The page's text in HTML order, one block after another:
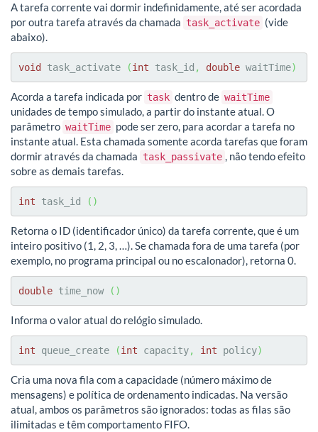
A tarefa corrente vai dormir indefinidamente, até ser acordada
por outra tarefa através da chamada task_activate (vide
abaixo).
void task_activate (int task_id , double waitTime)
Acorda a tarefa indicada por task dentro de waitTime
unidades de tempo simulado, a partir do instante atual. O
parâmetro waitTime pode ser zero, para acordar a tarefa no
instante atual. Esta chamada somente acorda tarefas que foram
dormir através da chamada task_passivate , não tendo efeito
sobre as demais tarefas.
int task_id ( )
Retorna o ID (identificador único) da tarefa corrente, que é um
inteiro positivo (1, 2, 3, …). Se chamada fora de uma tarefa (por
exemplo, no programa principal ou no escalonador), retorna 0.
double time_now ( )
Informa o valor atual do relógio simulado.
int queue_create (int capacity, int policy)
Cria uma nova fila com a capacidade (número máximo de
mensagens) e política de ordenamento indicadas. Na versão
atual, ambos os parâmetros são ignorados: todas as filas são
ilimitadas e têm comportamento FIFO.